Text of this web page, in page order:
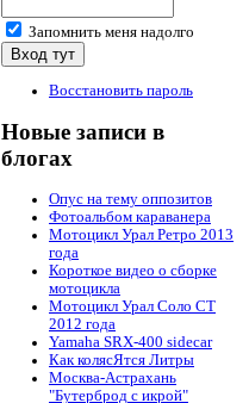
Запомнить меня надолго
Восстановить пароль
Новые записи в
блогах
Опус на тему оппозитов
Фотоальбом караванера
Мотоцикл Урал Ретро 2013
года
Короткое видео о сборке
мотоцикла
Мотоцикл Урал Соло СТ
2012 года
Yamaha SRX-400 sidecar
Как колясЯтся Литры
Москва-Астрахань
"Бутерброд с икрой"